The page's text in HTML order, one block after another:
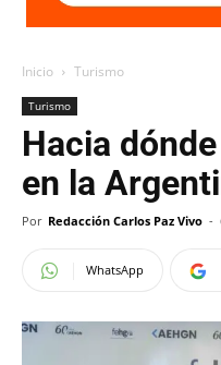
Inicio Turismo
Turismo
Hacia
en la
Por Redacción Carlos Paz Vivo -
WhatsApp